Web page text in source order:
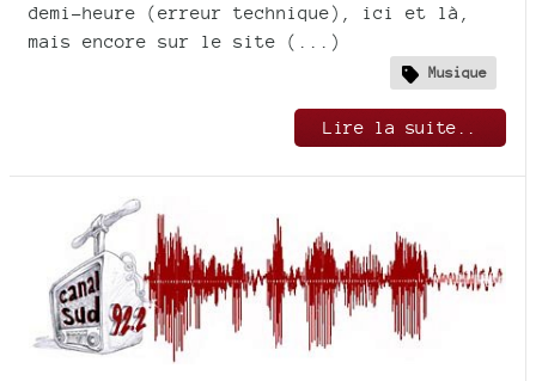
demi-heure (erreur technique), ici et là,
mais encore sur le site (...)
Musique
Lire la suite..